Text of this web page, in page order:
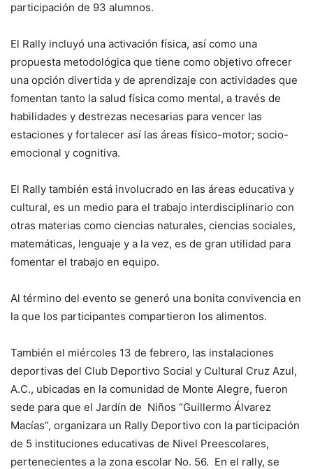
participación de 93 alumnos.
El Rally incluyó una activación física, así como una
propuesta metodológica que tiene como objetivo ofrecer
una opción divertida y de aprendizaje con actividades que
fomentan tanto la salud física como mental, a través de
habilidades y destrezas necesarias para vencer las
estaciones y fortalecer así las áreas físico-motor; socio-
emocional y cognitiva.
El Rally también está involucrado en las áreas educativa y
cultural, es un medio para el trabajo interdisciplinario con
otras materias como ciencias naturales, ciencias sociales,
matemáticas, lenguaje y a la vez, es de gran utilidad para
fomentar el trabajo en equipo.
Al término del evento se generó una bonita convivencia en
la que los participantes compartieron los alimentos.
También el miércoles 13 de febrero, las instalaciones
deportivas del Club Deportivo Social y Cultural Cruz Azul,
A.C., ubicadas en la comunidad de Monte Alegre, fueron
sede para que el Jardín de Niños “Guillermo Álvarez
Macías”, organizara un Rally Deportivo con la participación
de 5 instituciones educativas de Nivel Preescolares,
pertenecientes a la zona escolar No. 56. En el rally, se